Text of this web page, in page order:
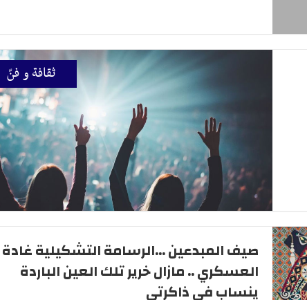
ثقافة و فنّ
صيف المبدعين ...الرسامة التشكيلية غادة
العسكري .. مازال خرير تلك العين الباردة
ينساب في ذاكرتي